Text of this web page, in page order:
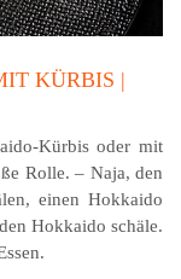
KÜRBIS |
Kürbis oder mit
Rolle. – Naja, den
einen Hokkaido
Hokkaido schäle.